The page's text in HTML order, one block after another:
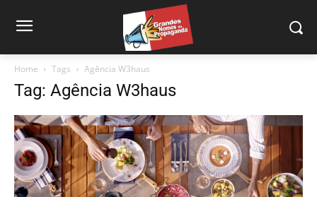
Home Tags Agência W3haus
Tag: Agência W3haus